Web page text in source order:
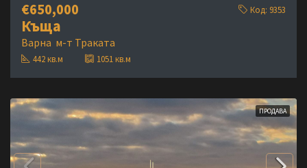
€650,000 Код: 9353
Къща
Варна м-т Траката
442 кв.м 1051 кв.м
ПРОДАВА